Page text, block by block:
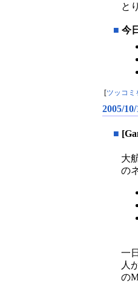
と
■ 今
ツッコミ
2005/
■
大
の
一
人
の